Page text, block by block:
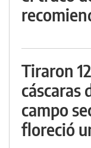
Tiraron
cáscaras
campo
floreció